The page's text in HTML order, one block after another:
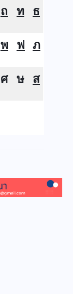
ถ ท ธ
พ ฟ ภ
ศ ษ ส